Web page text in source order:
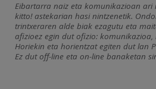
Eibartarra naiz eta komunikazioan ari
kitto! astekarian hasi nintzenetik.
trintxeraren alde biak ezagutu eta
afizioez egin dut ofizio: komunikazioa,
Horiekin eta horientzat egiten dut lan
Ez dut off-line eta on-line banaketan